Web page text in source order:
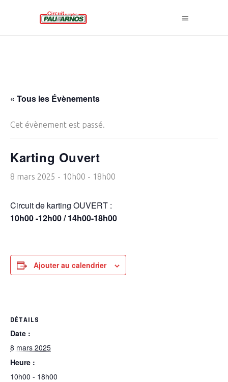
« Tous les Évènements
Cet évènement est passé.
Karting Ouvert
8 mars 2025 - 10h00 - 18h00
Circuit de karting OUVERT :
10h00 -12h00 / 14h00-18h00
Ajouter au calendrier
DÉTAILS
Date :
8 mars 2025
Heure :
10h00 - 18h00